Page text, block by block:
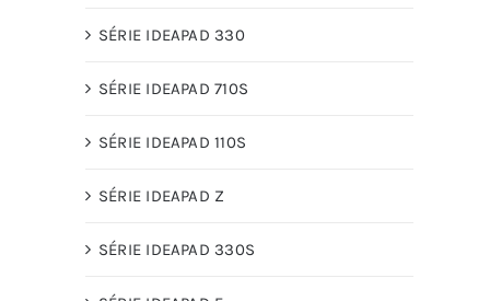
SÉRIE IDEAPAD 330
SÉRIE IDEAPAD 710S
SÉRIE IDEAPAD 110S
SÉRIE IDEAPAD Z
SÉRIE IDEAPAD 330S